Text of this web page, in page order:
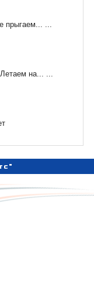
прыгаем... ...
на... ...